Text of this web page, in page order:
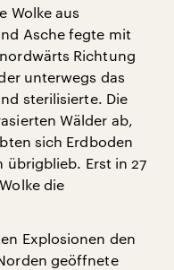
Wolke aus
Asche fegte mit
Richtung
unterwegs das
sterilisierte. Die
Wälder ab,
sich Erdboden
übrigblieb. Erst in 27
die
Explosionen den
geöffnete